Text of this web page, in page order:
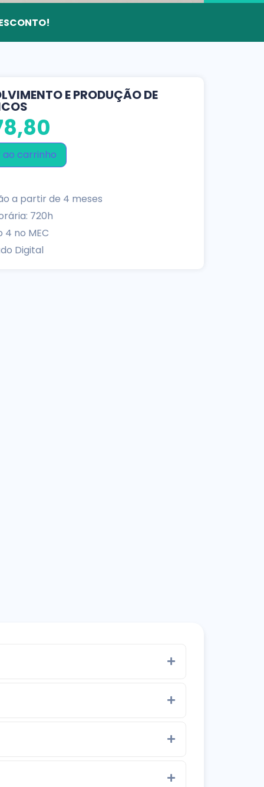
E PRODUÇÃO DE
ao carrinho
a partir de 4 meses
720h
no MEC
Digital